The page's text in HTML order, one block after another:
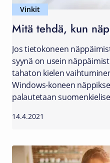
Vinkit
Mitä tehdä, kun
Jos tietokoneen
syynä on usein
tahaton kielen
Windows-koneen
palautetaan
14.4.2021